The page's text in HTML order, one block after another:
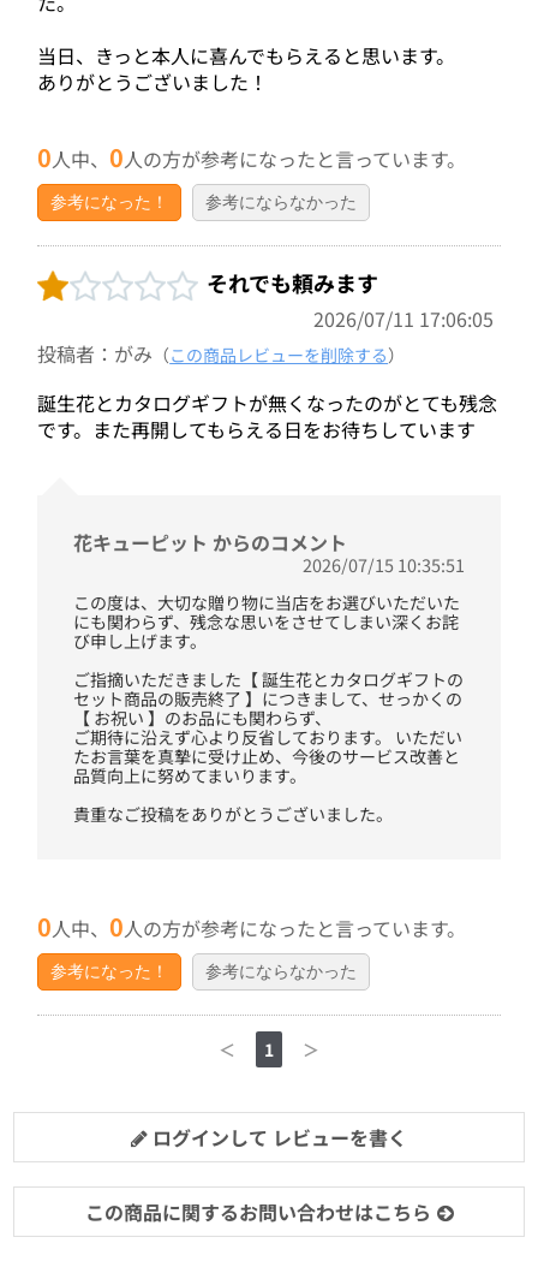
当日、きっと本人に喜んでもらえると思います。
ありがとうございました！
0人中、0人の方が参考になったと言っています。
参考になった！ 参考にならなかった
それでも頼みます
2026/07/11 17:06:05
投稿者：がみ （この商品レビューを削除する）
誕生花とカタログギフトが無くなったのがとても残念
です。また再開してもらえる日をお待ちしています
花キューピット からのコメント
2026/07/15 10:35:51
この度は、大切な贈り物に当店をお選びいただいた
にも関わらず、残念な思いをさせてしまい深くお詫
び申し上げます。
ご指摘いただきました【 誕生花とカタログギフトの
セット商品の販売終了 】につきまして、せっかくの
【 お祝い 】のお品にも関わらず、
ご期待に沿えず心より反省しております。 いただい
たお言葉を真摯に受け止め、今後のサービス改善と
品質向上に努めてまいります。
貴重なご投稿をありがとうございました。
0人中、0人の方が参考になったと言っています。
参考になった！ 参考にならなかった
＜ 1 ＞
ログインして レビューを書く
この商品に関するお問い合わせはこちら